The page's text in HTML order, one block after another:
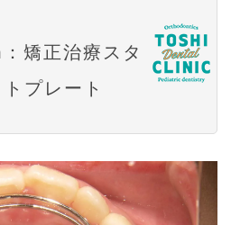
矯正治療スタ
プレート